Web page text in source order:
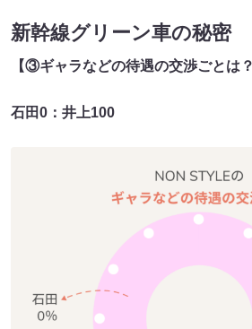
新幹線グリーン車の秘密
【③ギャラなどの待遇の交渉ごとは
石田0：井上100